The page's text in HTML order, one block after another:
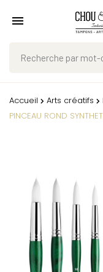
Accueil Arts créatifs
PINCEAU ROND